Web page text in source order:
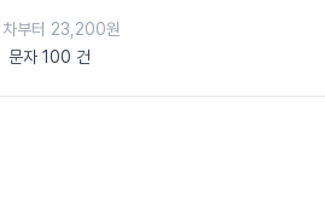
문자 100 건
부터 23,200원